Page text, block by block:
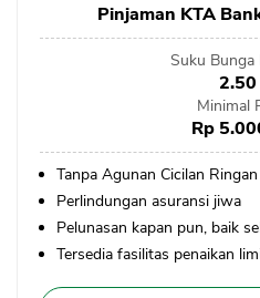
Pinjaman KTA
Suku Bunga
2.50
Minimal
Rp
Tanpa Agunan Cicilan Ringan
Perlindungan asuransi jiwa
Pelunasan kapan pun, baik
Tersedia fasilitas penaikan